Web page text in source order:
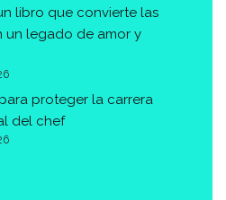
libro que convierte las
un legado de amor y
proteger la carrera
del chef